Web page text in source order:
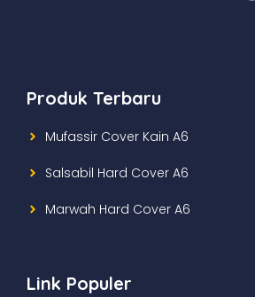
Produk Terbaru
Mufassir Cover Kain A6
Salsabil Hard Cover A6
Marwah Hard Cover A6
Link Populer